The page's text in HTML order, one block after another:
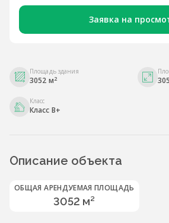
Заявка на
Площадь здания
3052 м2
Класс
Класс B+
Описание объекта
ОБЩАЯ АРЕНДУЕМАЯ ПЛОЩАДЬ
3052 м²